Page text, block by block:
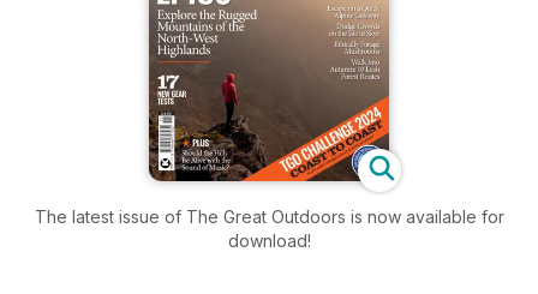
The latest issue of The Great Outdoors is now available for
download!